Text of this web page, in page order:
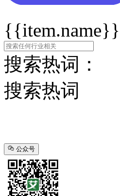
{{item.name}}
搜索热词：
搜索热词
公众号